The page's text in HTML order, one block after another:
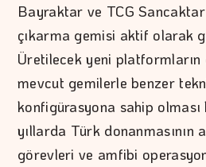
Bayraktar ve TCG
çıkarma gemisi aktif olarak
Üretilecek yeni
mevcut gemilerle benzer
konfigürasyona sahip olması
yıllarda Türk donanmasının
görevleri ve amfibi